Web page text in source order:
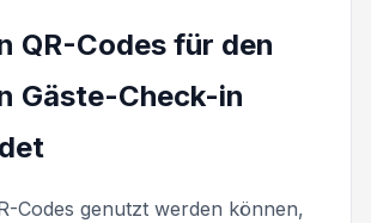
QR-Codes für den
Gäste-Check-in
Codes genutzt werden können,